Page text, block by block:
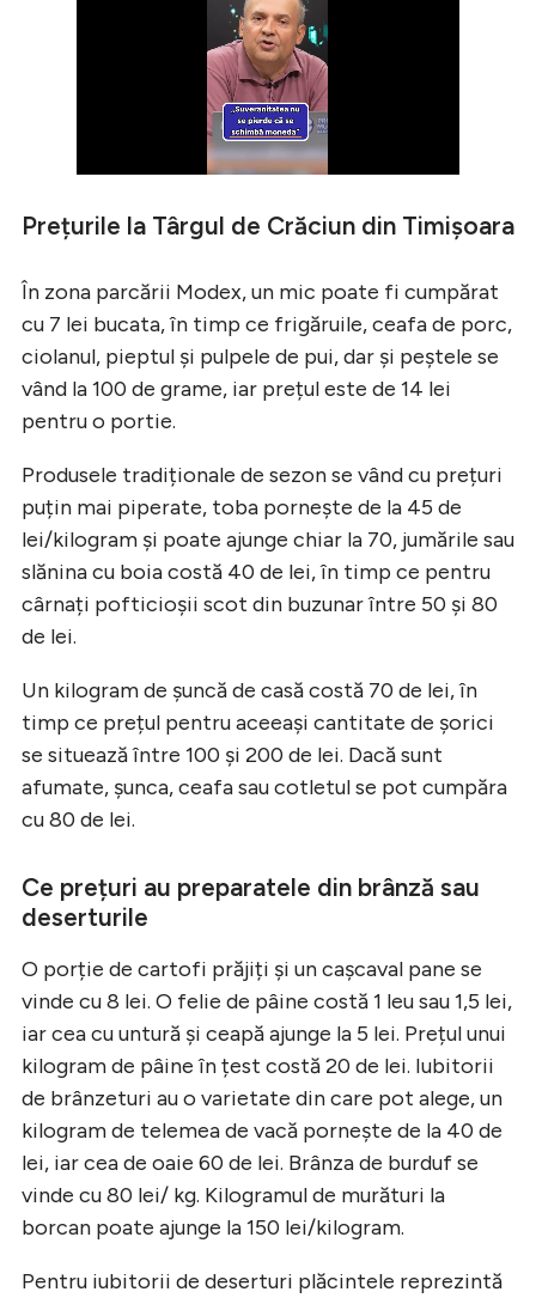
Prețurile la Târgul de Crăciun din Timișoara
În zona parcării Modex, un mic poate fi cumpărat
cu 7 lei bucata, în timp ce frigăruile, ceafa de porc,
ciolanul, pieptul și pulpele de pui, dar și peștele se
vând la 100 de grame, iar prețul este de 14 lei
pentru o portie.
Produsele tradiționale de sezon se vând cu prețuri
puțin mai piperate, toba pornește de la 45 de
lei/kilogram și poate ajunge chiar la 70, jumările sau
slănina cu boia costă 40 de lei, în timp ce pentru
cârnați pofticioșii scot din buzunar între 50 și 80
de lei.
Un kilogram de șuncă de casă costă 70 de lei, în
timp ce prețul pentru aceeași cantitate de șorici
se situează între 100 și 200 de lei. Dacă sunt
afumate, șunca, ceafa sau cotletul se pot cumpăra
cu 80 de lei.
Ce prețuri au preparatele din brânză sau
deserturile
O porție de cartofi prăjiți și un cașcaval pane se
vinde cu 8 lei. O felie de pâine costă 1 leu sau 1,5 lei,
iar cea cu untură și ceapă ajunge la 5 lei. Prețul unui
kilogram de pâine în țest costă 20 de lei. Iubitorii
de brânzeturi au o varietate din care pot alege, un
kilogram de telemea de vacă pornește de la 40 de
lei, iar cea de oaie 60 de lei. Brânza de burduf se
vinde cu 80 lei/ kg. Kilogramul de murături la
borcan poate ajunge la 150 lei/kilogram.
Pentru iubitorii de deserturi plăcintele reprezintă